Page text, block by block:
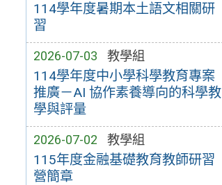
114學年度暑期本土語文相關研
習
2026-07-03 教學組
114學年度中小學科學教育專案
推廣－AI 協作素養導向的科學教
學與評量
2026-07-02 教學組
115年度金融基礎教育教師研習
營簡章